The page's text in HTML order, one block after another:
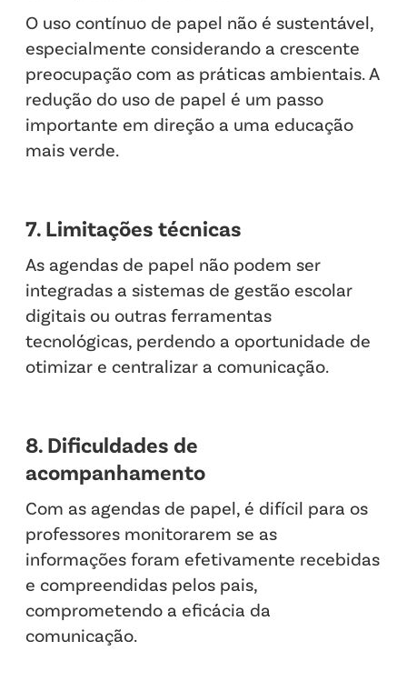
O uso contínuo de papel não é sustentável,
especialmente considerando a crescente
preocupação com as práticas ambientais. A
redução do uso de papel é um passo
importante em direção a uma educação
mais verde.
7. Limitações técnicas
As agendas de papel não podem ser
integradas a sistemas de gestão escolar
digitais ou outras ferramentas
tecnológicas, perdendo a oportunidade de
otimizar e centralizar a comunicação.
8. Dificuldades de
acompanhamento
Com as agendas de papel, é difícil para os
professores monitorarem se as
informações foram efetivamente recebidas
e compreendidas pelos pais,
comprometendo a eficácia da
comunicação.